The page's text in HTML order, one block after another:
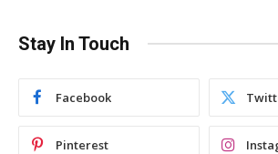
Stay In Touch
Facebook
Pinterest